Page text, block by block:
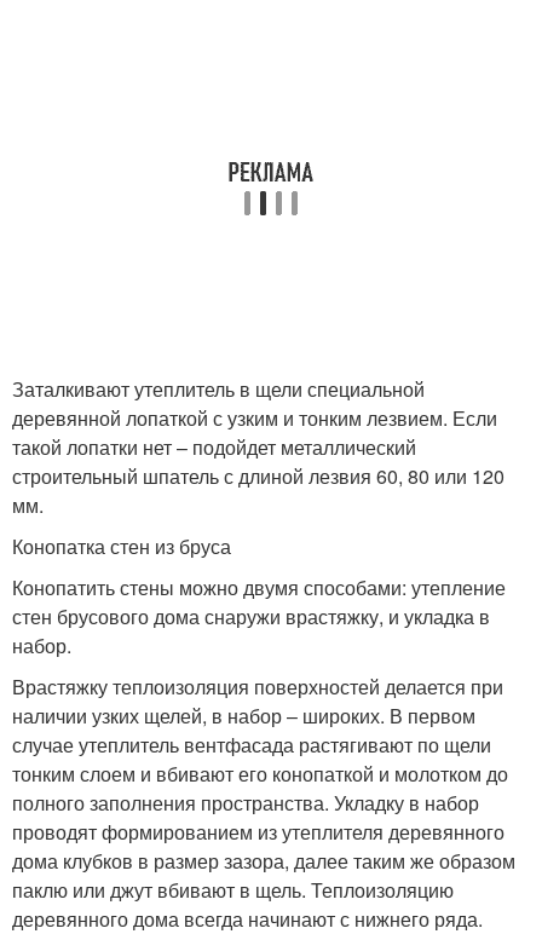
Заталкивают утеплитель в щели специальной
деревянной лопаткой с узким и тонким лезвием. Если
такой лопатки нет – подойдет металлический
строительный шпатель с длиной лезвия 60, 80 или 120
мм.
Конопатка стен из бруса
Конопатить стены можно двумя способами: утепление
стен брусового дома снаружи врастяжку, и укладка в
набор.
Врастяжку теплоизоляция поверхностей делается при
наличии узких щелей, в набор – широких. В первом
случае утеплитель вентфасада растягивают по щели
тонким слоем и вбивают его конопаткой и молотком до
полного заполнения пространства. Укладку в набор
проводят формированием из утеплителя деревянного
дома клубков в размер зазора, далее таким же образом
паклю или джут вбивают в щель. Теплоизоляцию
деревянного дома всегда начинают с нижнего ряда.